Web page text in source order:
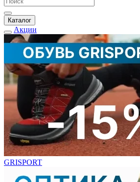
Каталог
Акции
GRISPORT